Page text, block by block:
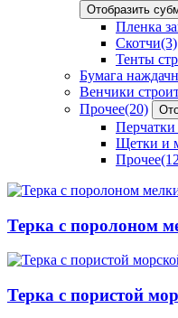
Отобразить
Пленка
Скотчи(3)
Тенты
Бумага
Венчики
Прочее(20)
Перчатки
Щетки и
Прочее
Терка с поролоном
Терка с пористой